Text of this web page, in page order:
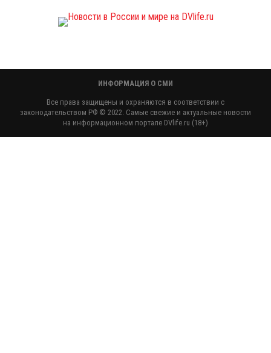
ИНФОРМАЦИЯ О СМИ
Все права защищены и охраняются в соответствии с
законодательством РФ © 2022. Самые свежие и актуальные новости
на информационном портале DVlife.ru (18+)